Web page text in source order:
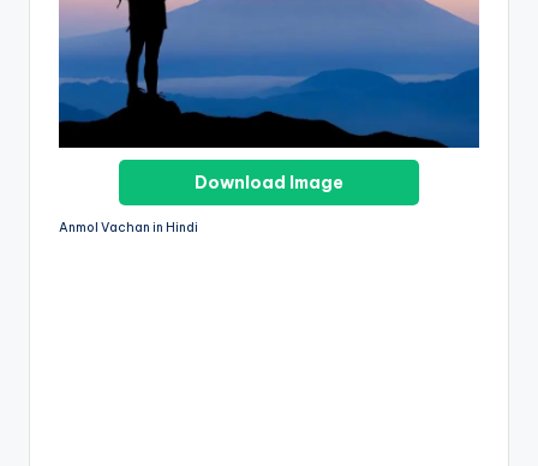
Download Image
Anmol Vachan in Hindi